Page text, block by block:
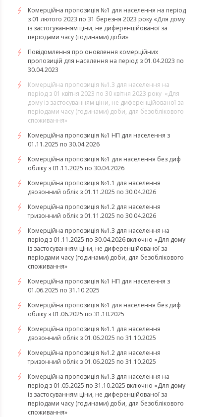
Комерційна пропозиція №1 для населення на період
з 01 лютого 2023 по 31 березня 2023 року «Для дому
із застосуванням ціни, не диференційованої за
періодами часу (годинами) доби»
Повідомлення про оновлення комерційних
пропозицій для населення на період з 01.04.2023 по
30.04.2023
​​​​​​​Комерційна пропозиція №1.3 для населення на
період з 01 квітня 2023 по 30 квітня 2023 року «Для
дому із застосуванням ціни, не диференційованої за
періодами часу (годинами) доби, для безоблікового
споживання»
Комерційна пропозиція №1 НП для населення з
01.11.2025 по 30.04.2026
Комерційна пропозиція №1 для населення без диф
обліку з 01.11.2025 по 30.04.2026
Комерційна пропозиція №1.1 для населення
двозонний облік з 01.11.2025 по 30.04.2026
Комерційна пропозиція №1.2 для населення
тризонний облік з 01.11.2025 по 30.04.2026
Комерційна пропозиція №1.3 для населення на
період з 01.11.2025 по 30.04.2026 включно «Для дому
із застосуванням ціни, не диференційованої за
періодами часу (годинами) доби, для безоблікового
споживання»
Комерційна пропозиція №1 НП для населення з
01.06.2025 по 31.10.2025
Комерційна пропозиція №1 для населення без диф
обліку з 01.06.2025 по 31.10.2025
Комерційна пропозиція №1.1 для населення
двозонний облік з 01.06.2025 по 31.10.2025
Комерційна пропозиція №1.2 для населення
тризонний облік з 01.06.2025 по 31.10.2025
Комерційна пропозиція №1.3 для населення на
період з 01.05.2025 по 31.10.2025 включно «Для дому
із застосуванням ціни, не диференційованої за
періодами часу (годинами) доби, для безоблікового
споживання»